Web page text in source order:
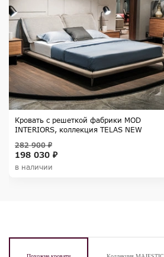
Кровать с решеткой фабрики MOD
INTERIORS, коллекция TELAS NEW
198 030 ₽
282 900 ₽
в наличии